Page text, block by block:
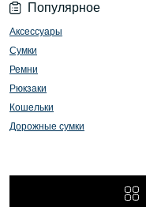
Популярное
Аксессуары
Сумки
Ремни
Рюкзаки
Кошельки
Дорожные сумки